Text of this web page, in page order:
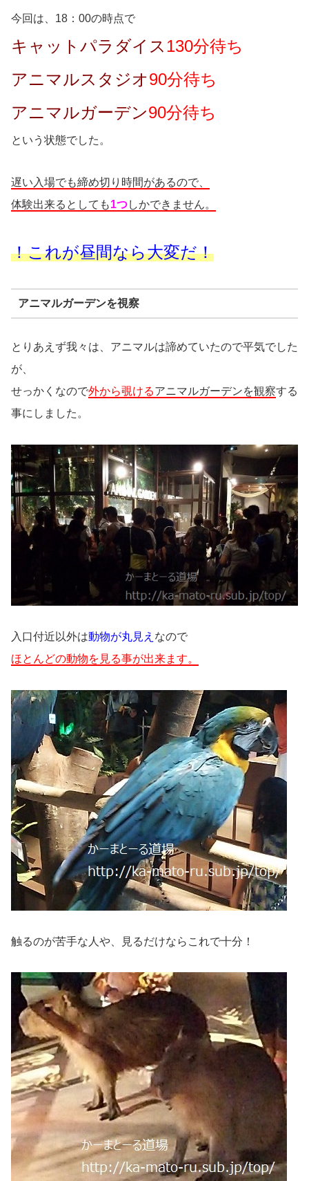
今回は、18：00の時点で
キャットパラダイス130分待ち
アニマルスタジオ90分待ち
アニマルガーデン90分待ち
という状態でした。
遅い入場でも締め切り時間があるので、
体験出来るとしても1つしかできません。
！これが昼間なら大変だ！
アニマルガーデンを視察
とりあえず我々は、アニマルは諦めていたので平気でした
が、
せっかくなので外から覗けるアニマルガーデンを観察する
事にしました。
入口付近以外は動物が丸見え なので
ほとんどの動物を見る事が出来ます。
触るのが苦手な人や、見るだけならこれで十分！